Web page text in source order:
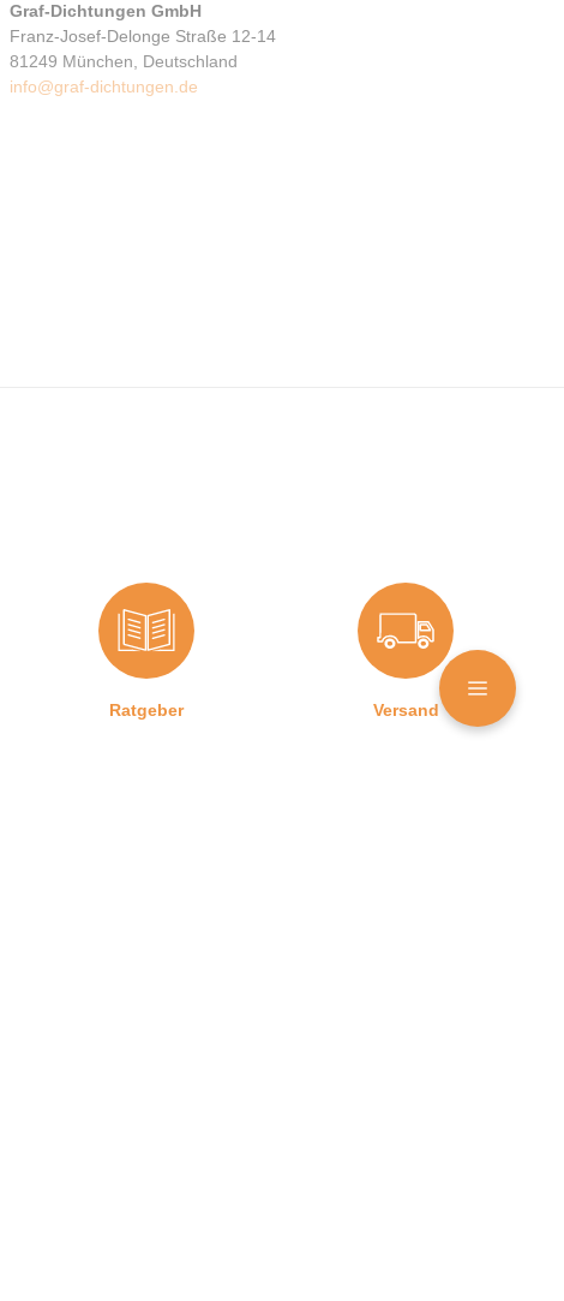
Graf-Dichtungen GmbH
Franz-Josef-Delonge Straße 12-14
81249 München, Deutschland
info@graf-dichtungen.de
Ratgeber Versand